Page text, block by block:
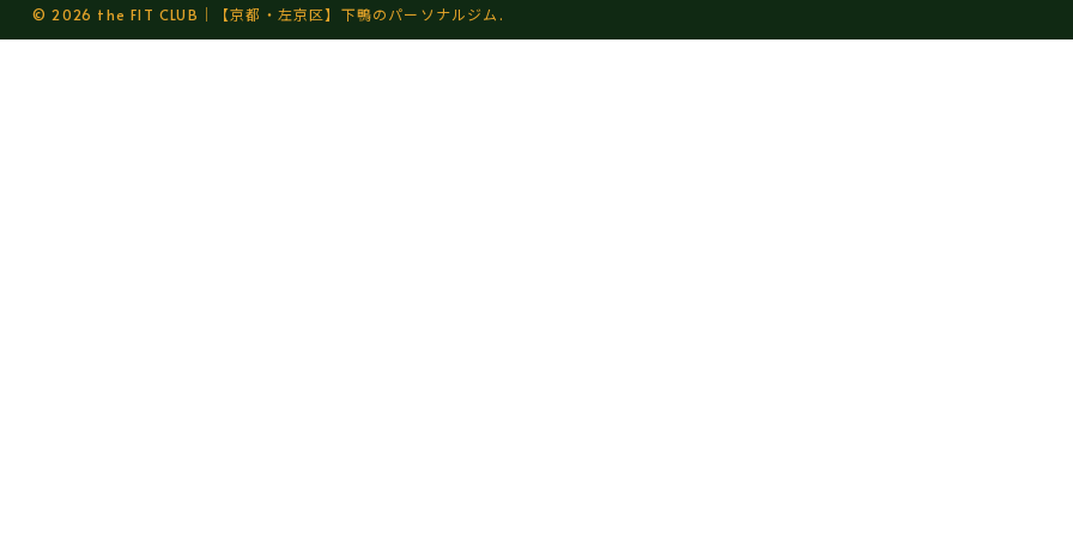
© 2026 the FIT CLUB｜【京都・左京区】下鴨のパーソナルジム.